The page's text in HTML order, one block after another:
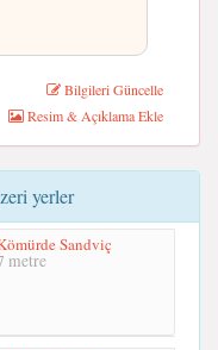
Bilgileri Güncelle
Resim & Açıklama Ekle
yerler
Sandviç
metre